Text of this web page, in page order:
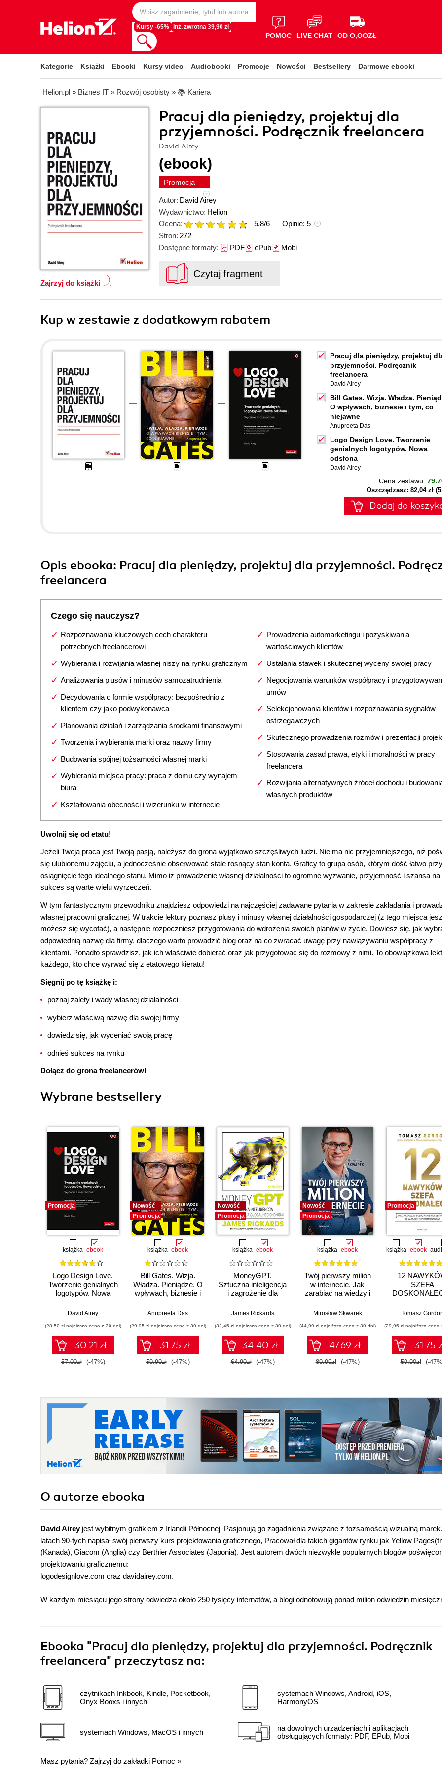
Kursy -65% Inż. zwrotna 39,90 zł
POMOC LIVE CHAT OD O,OOZŁ
Kategorie Książki Ebooki Kursy video Audiobooki Promocje Nowości Bestsellery Darmowe ebooki
Helion.pl » Biznes IT » Rozwój osobisty » 📚 Kariera
Pracuj dla pieniędzy, projektuj dla
przyjemności. Podręcznik freelancera
David Airey
(ebook)
Promocja
Zajrzyj do książki
Autor: David Airey
Wydawnictwo: Helion
Ocena:
5.8/6 Opinie: 5
Stron: 272
Dostępne formaty: PDFePubMobi
Czytaj fragment
Kup w zestawie z dodatkowym rabatem
Pracuj dla pieniędzy, projektuj
przyjemności. Podręcznik
freelancera
David Airey
Bill Gates. Wizja. Władza.
O wpływach, biznesie i tym, co
niejawne
Anupreeta Das
Logo Design Love. Tworzenie
genialnych logotypów. Nowa
odsłona
David Airey
Cena zestawu:
Oszczędzasz: 82,04 zł
Dodaj do
Opis ebooka: Pracuj dla pieniędzy, projektuj dla przyjemności.
freelancera
Czego się nauczysz?
Rozpoznawania kluczowych cech charakteru
potrzebnych freelancerowi
Wybierania i rozwijania własnej niszy na rynku graficznym
Analizowania plusów i minusów samozatrudnienia
Decydowania o formie współpracy: bezpośrednio z
klientem czy jako podwykonawca
Planowania działań i zarządzania środkami finansowymi
Tworzenia i wybierania marki oraz nazwy firmy
Budowania spójnej tożsamości własnej marki
Wybierania miejsca pracy: praca z domu czy wynajem
biura
Kształtowania obecności i wizerunku w internecie
Prowadzenia automarketingu i pozyskiwania
wartościowych klientów
Ustalania stawek i skutecznej wyceny swojej pracy
Negocjowania warunków współpracy i
umów
Selekcjonowania klientów i rozpoznawania sygnałów
ostrzegawczych
Skutecznego prowadzenia rozmów i prezentacji
Stosowania zasad prawa, etyki i moralności w pracy
freelancera
Rozwijania alternatywnych źródeł dochodu i
własnych produktów
Uwolnij się od etatu!
Jeżeli Twoja praca jest Twoją pasją, należysz do grona wyjątkowo szczęśliwych ludzi. Nie ma nic przyjemniejszego, niż
się ulubionemu zajęciu, a jednocześnie obserwować stale rosnący stan konta. Graficy to grupa osób, którym dość łatwo
osiągnięcie tego idealnego stanu. Mimo iż prowadzenie własnej działalności to ogromne wyzwanie, przyjemność i szansa na
sukces są warte wielu wyrzeczeń.
W tym fantastycznym przewodniku znajdziesz odpowiedzi na najczęściej zadawane pytania w zakresie zakładania i
własnej pracowni graficznej. W trakcie lektury poznasz plusy i minusy własnej działalności gospodarczej (z tego miejsca
możesz się wycofać), a następnie rozpoczniesz przygotowania do wdrożenia swoich planów w życie. Dowiesz się, jak
odpowiednią nazwę dla firmy, dlaczego warto prowadzić blog oraz na co zwracać uwagę przy nawiązywaniu współpracy z
klientami. Ponadto sprawdzisz, jak ich właściwie dobierać oraz jak przygotować się do rozmowy z nimi. To obowiązkowa
każdego, kto chce wyrwać się z etatowego kieratu!
Sięgnij po tę książkę i:
poznaj zalety i wady własnej działalności
wybierz właściwą nazwę dla swojej firmy
dowiedz się, jak wyceniać swoją pracę
odnieś sukces na rynku
Dołącz do grona freelancerów!
Wybrane bestsellery
Promocja
książka ebook
Logo Design Love.
Tworzenie genialnych
logotypów. Nowa
David Airey
(28,50 zł najniższa cena z 30 dni)
30.21 zł
57.00zł (-47%)
Nowość
Promocja
książka ebook
Bill Gates. Wizja.
Władza. Pieniądze. O
wpływach, biznesie i
Anupreeta Das
(29,95 zł najniższa cena z 30 dni)
31.75 zł
59.90zł (-47%)
Nowość
Promocja
książka ebook
MoneyGPT.
Sztuczna inteligencja
i zagrożenie dla
James Rickards
(32,45 zł najniższa cena z 30 dni)
34.40 zł
64.90zł (-47%)
Nowość
Promocja
książka ebook
Twój pierwszy milion
w internecie. Jak
zarabiać na wiedzy i
wykorzystać swój
Mirosław Skwarek
(44,99 zł najniższa cena z 30 dni)
47.69 zł
89.99zł (-47%)
Promocja
książka ebook
12
SZEFA
karierą i
Tomasz
(29,95 zł najniższa cena
31.75
59.90zł (-
O autorze ebooka
David Airey jest wybitnym grafikiem z Irlandii Północnej. Pasjonują go zagadnienia związane z tożsamością wizualną
latach 90-tych napisał swój pierwszy kurs projektowania graficznego, Pracował dla takich gigantów rynku jak Yellow
(Kanada), Giacom (Anglia) czy Berthier Associates (Japonia). Jest autorem dwóch niezwykle popularnych blogów
projektowaniu graficznemu:
logodesignlove.com oraz davidairey.com.
W każdym miesiącu jego strony odwiedza około 250 tysięcy internatów, a blogi odnotowują ponad milion odwiedzin
Ebooka "Pracuj dla pieniędzy, projektuj dla przyjemności. Podręcznik
freelancera" przeczytasz na:
czytnikach Inkbook, Kindle, Pocketbook,
Onyx Booxs i innych
systemach Windows, MacOS i innych
systemach Windows, Android, iOS,
HarmonyOS
na dowolnych urządzeniach i aplikacjach
obsługujących formaty: PDF, EPub, Mobi
Masz pytania? Zajrzyj do zakładki Pomoc »